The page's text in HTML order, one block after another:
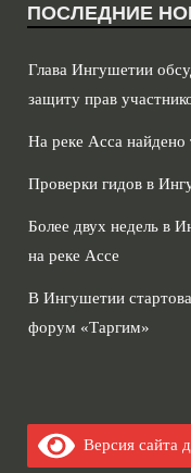
ПОСЛЕДНИЕ
Глава Ингушетии
защиту прав
На реке Асса
Проверки гидов в
Более двух недель в
на реке Ассе
В Ингушетии
форум «Таргим»
Версия сайта